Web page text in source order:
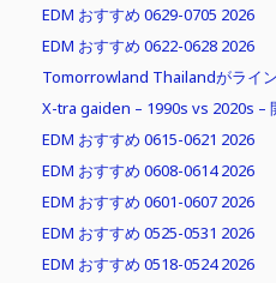
EDM おすすめ 0629-0705 2026
EDM おすすめ 0622-0628 2026
Tomorrowland Thailandがライ
X-tra gaiden – 1990s vs 2020s –
EDM おすすめ 0615-0621 2026
EDM おすすめ 0608-0614 2026
EDM おすすめ 0601-0607 2026
EDM おすすめ 0525-0531 2026
EDM おすすめ 0518-0524 2026